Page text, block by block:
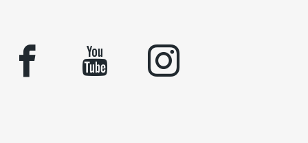
facebook youtube instagram